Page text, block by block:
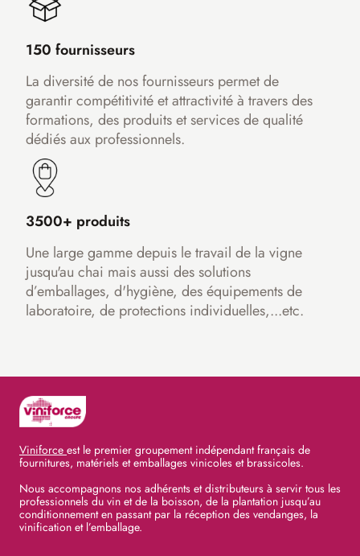
150 fournisseurs
La diversité de nos fournisseurs permet de
garantir compétitivité et attractivité à travers des
formations, des produits et services de qualité
dédiés aux professionnels.
3500+ produits
Une large gamme depuis le travail de la vigne
jusqu'au chai mais aussi des solutions
d’emballages, d'hygiène, des équipements de
laboratoire, de protections individuelles,...etc.
Viniforce est le premier groupement indépendant français de
fournitures, matériels et emballages vinicoles et brassicoles.
Nous accompagnons nos adhérents et distributeurs à servir tous les
professionnels du vin et de la boisson, de la plantation jusqu’au
conditionnement en passant par la réception des vendanges, la
vinification et l’emballage.